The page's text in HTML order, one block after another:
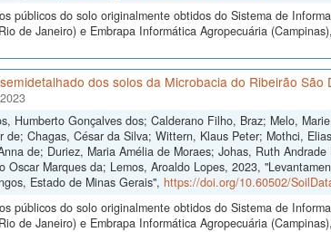
públicos do solo originalmente obtidos do Sistema de
de Janeiro) e Embrapa Informática Agropecuária
dos solos da Microbacia do Ribeirão
Humberto Gonçalves dos; Calderano Filho, Braz; Melo,
de; Chagas, César da Silva; Wittern, Klaus Peter; Mothci,
de; Duriez, Maria Amélia de Moraes; Johas, Ruth
Oscar Marques da; Lemos, Aroaldo Lopes, 2023,
Estado de Minas Gerais", https://doi.org/10.60502/
públicos do solo originalmente obtidos do Sistema de
de Janeiro) e Embrapa Informática Agropecuária